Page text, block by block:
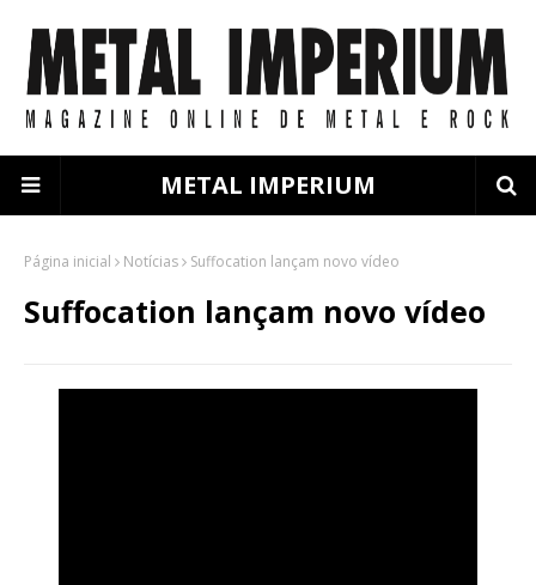
METAL IMPERIUM
Página inicial Notícias Suffocation lançam novo vídeo
Suffocation lançam novo vídeo